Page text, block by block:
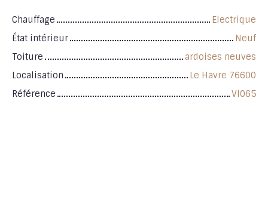
Chauffage
Electrique
État intérieur
Neuf
Toiture
ardoises neuves
Localisation
Le Havre 76600
Référence
VI065